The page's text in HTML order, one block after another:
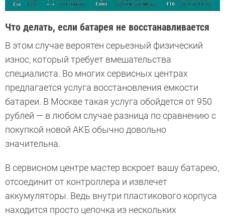
Что делать, если батарея не восстанавливается
В этом случае вероятен серьезный физический
износ, который требует вмешательства
специалиста. Во многих сервисных центрах
предлагается услуга восстановления емкости
батареи. В Москве такая услуга обойдется от 950
рублей — в любом случае разница по сравнению с
покупкой новой АКБ обычно довольно
значительна.
В сервисном центре мастер вскроет вашу батарею,
отсоединит от контроллера и извлечет
аккумуляторы. Ведь внутри пластикового корпуса
находится просто цепочка из нескольких